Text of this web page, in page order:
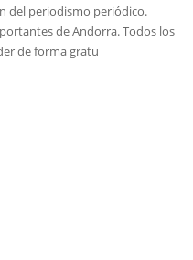
del periodismo periódico.
de Andorra. Todos los
de forma gratu